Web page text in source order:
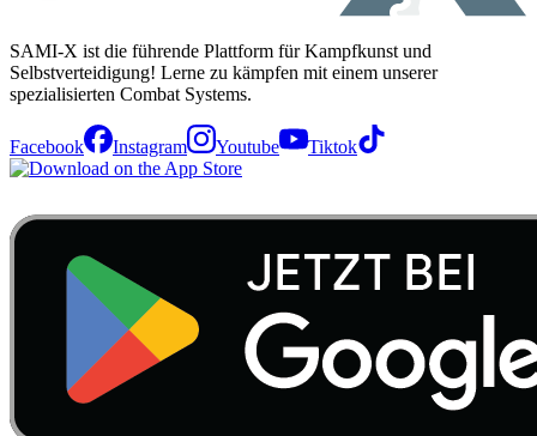
SAMI-X ist die führende Plattform für Kampfkunst und
Selbstverteidigung! Lerne zu kämpfen mit einem unserer
spezialisierten Combat Systems.
Facebook Instagram Youtube Tiktok